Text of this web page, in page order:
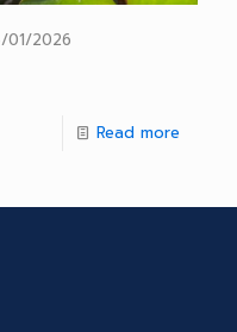
01/2026
Read more